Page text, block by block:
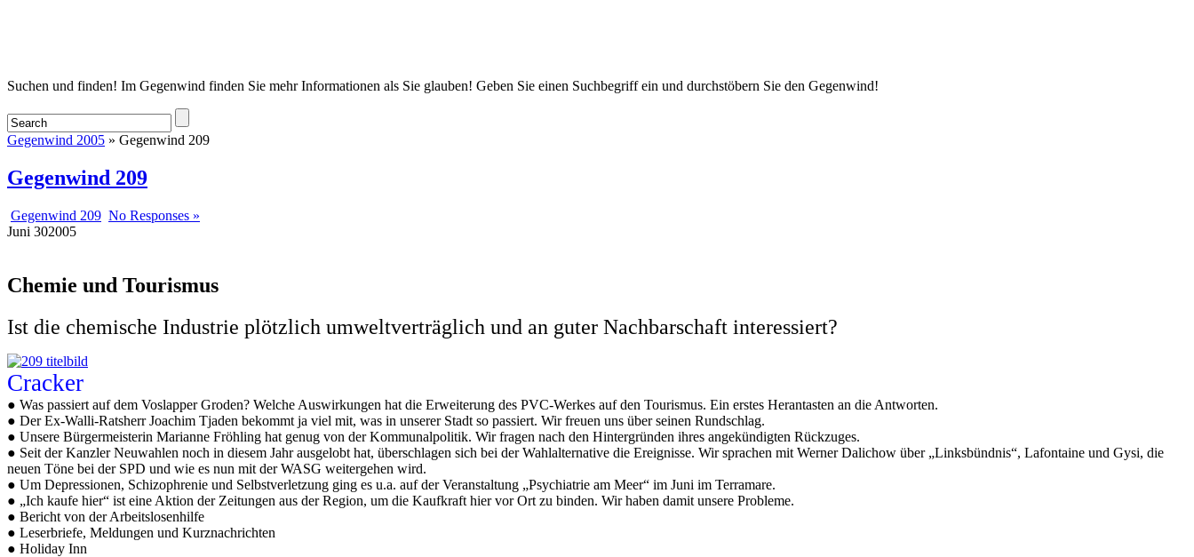
Startseite
Suchen und finden! Im Gegenwind finden Sie mehr Informationen als Sie glauben! Geben Sie einen Suchbegriff ein und durchstöbern Sie den Gegenwind!
Gegenwind 2005 » Gegenwind 209
Gegenwind 209
Gegenwind 209 No Responses »
Juni 302005
Chemie und Tourismus
Ist die chemische Industrie plötzlich umweltverträglich und an guter Nachbarschaft interessiert?
Cracker
● Was passiert auf dem Voslapper Groden? Welche Auswirkungen hat die Erweiterung des PVC-Werkes auf den Tourismus. Ein erstes Herantasten an die Antworten.
● Der Ex-Walli-Ratsherr Joachim Tjaden bekommt ja viel mit, was in unserer Stadt so passiert. Wir freuen uns über seinen Rundschlag.
● Unsere Bürgermeisterin Marianne Fröhling hat genug von der Kommunalpolitik. Wir fragen nach den Hintergründen ihres angekündigten Rückzuges.
● Seit der Kanzler Neuwahlen noch in diesem Jahr ausgelobt hat, überschlagen sich bei der Wahlalternative die Ereignisse. Wir sprachen mit Werner Dalichow über „Linksbündnis“, Lafontaine und Gysi, die
neuen Töne bei der SPD und wie es nun mit der WASG weitergehen wird.
● Um Depressionen, Schizophrenie und Selbstverletzung ging es u.a. auf der Veranstaltung „Psychiatrie am Meer“ im Juni im Terramare.
● „Ich kaufe hier“ ist eine Aktion der Zeitungen aus der Region, um die Kaufkraft hier vor Ort zu binden. Wir haben damit unsere Probleme.
● Bericht von der Arbeitslosenhilfe
● Leserbriefe, Meldungen und Kurznachrichten
● Holiday Inn